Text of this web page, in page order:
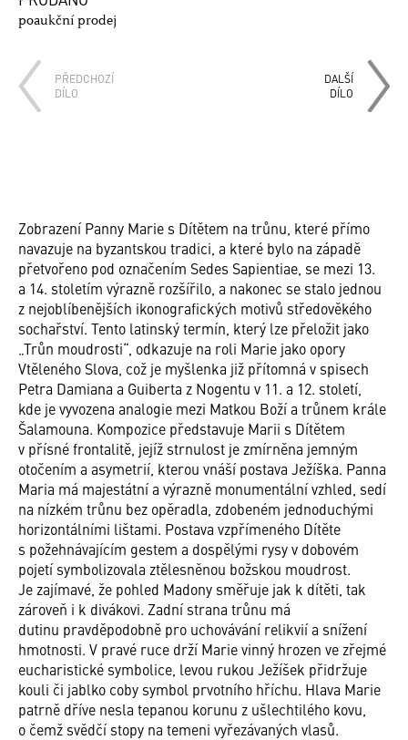
poaukční prodej
PŘEDCHOZÍ
DÍLO
DALŠÍ
DÍLO
Zobrazení Panny Marie s Dítětem na trůnu, které přímo
navazuje na byzantskou tradici, a které bylo na západě
přetvořeno pod označením Sedes Sapientiae, se mezi 13.
a 14. stoletím výrazně rozšířilo, a nakonec se stalo jednou
z nejoblíbenějších ikonografických motivů středověkého
sochařství. Tento latinský termín, který lze přeložit jako
„Trůn moudrosti“, odkazuje na roli Marie jako opory
Vtěleného Slova, což je myšlenka již přítomná v spisech
Petra Damiana a Guiberta z Nogentu v 11. a 12. století,
kde je vyvozena analogie mezi Matkou Boží a trůnem krále
Šalamouna. Kompozice představuje Marii s Dítětem
v přísné frontalitě, jejíž strnulost je zmírněna jemným
otočením a asymetrií, kterou vnáší postava Ježíška. Panna
Maria má majestátní a výrazně monumentální vzhled, sedí
na nízkém trůnu bez opěradla, zdobeném jednoduchými
horizontálními lištami. Postava vzpřímeného Dítěte
s požehnávajícím gestem a dospělými rysy v dobovém
pojetí symbolizovala ztělesněnou božskou moudrost.
Je zajímavé, že pohled Madony směřuje jak k dítěti, tak
zároveň i k divákovi. Zadní strana trůnu má
dutinu pravděpodobně pro uchovávání relikvií a snížení
hmotnosti. V pravé ruce drží Marie vinný hrozen ve zřejmé
eucharistické symbolice, levou rukou Ježíšek přidržuje
kouli či jablko coby symbol prvotního hříchu. Hlava Marie
patrně dříve nesla tepanou korunu z ušlechtilého kovu,
o čemž svědčí stopy na temeni vyřezávaných vlasů.